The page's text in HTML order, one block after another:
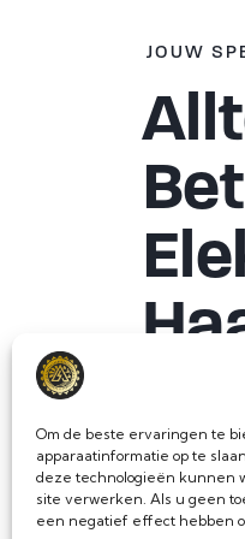
Om de beste ervaringen te
apparaatinformatie op te
deze technologieën kunnen
site verwerken. Als u geen
een negatief effect hebben
JOUW
Haaltert
van
ervaren